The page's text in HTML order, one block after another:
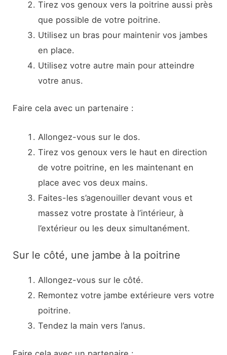
Tirez vos genoux vers la poitrine aussi près
que possible de votre poitrine.
Utilisez un bras pour maintenir vos jambes
en place.
Utilisez votre autre main pour atteindre
votre anus.
Faire cela avec un partenaire :
Allongez-vous sur le dos.
Tirez vos genoux vers le haut en direction
de votre poitrine, en les maintenant en
place avec vos deux mains.
Faites-les s’agenouiller devant vous et
massez votre prostate à l’intérieur, à
l’extérieur ou les deux simultanément.
Sur le côté, une jambe à la poitrine
Allongez-vous sur le côté.
Remontez votre jambe extérieure vers votre
poitrine.
Tendez la main vers l’anus.